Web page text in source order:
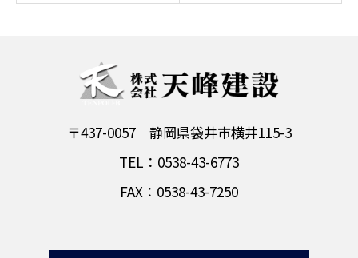
〒437-0057 静岡県袋井市横井115-3
TEL：0538-43-6773
FAX：0538-43-7250